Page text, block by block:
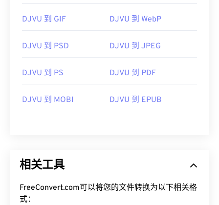
DJVU 到 GIF DJVU 到 WebP
DJVU 到 PSD DJVU 到 JPEG
DJVU 到 PS DJVU 到 PDF
DJVU 到 MOBI DJVU 到 EPUB
相关工具
FreeConvert.com可以将您的文件转换为以下相关格
式：